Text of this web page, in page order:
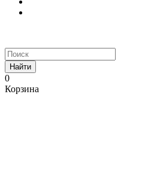
Найти
0
Корзина